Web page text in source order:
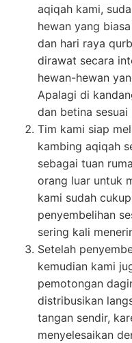
aqiqah kami,
hewan yang
dan hari raya
dirawat secara
hewan-hewan
Apalagi di
dan betina sesuai
Tim kami siap
kambing aqiqah
sebagai tuan
orang luar untuk
kami sudah
penyembelihan
sering kali
Setelah
kemudian kami
pemotongan
distribusikan
tangan sendir,
menyelesaikan